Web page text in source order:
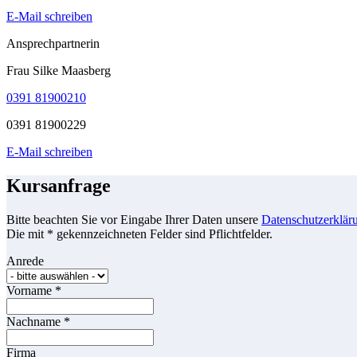
E-Mail schreiben
Ansprechpartnerin
Frau Silke Maasberg
0391 81900210
0391 81900229
E-Mail schreiben
Kursanfrage
Bitte beachten Sie vor Eingabe Ihrer Daten unsere
Die mit * gekennzeichneten Felder sind Pflichtfelder.
Anrede
Vorname *
Nachname *
Firma